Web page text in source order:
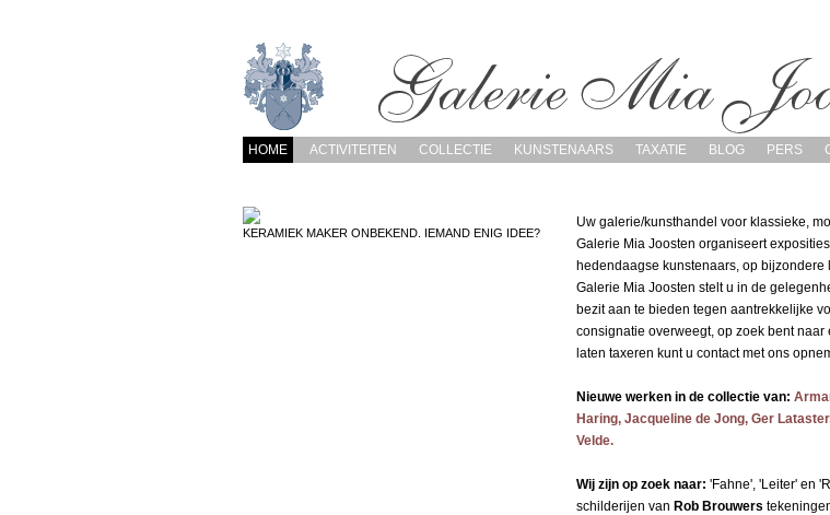
HOME ACTIVITEITEN COLLECTIE KUNSTENAARS TAXATIE BLOG PERS
KERAMIEK MAKER ONBEKEND. IEMAND ENIG IDEE?
Uw galerie/kunsthandel voor klassieke,
Galerie Mia Joosten organiseert
hedendaagse kunstenaars, op
Galerie Mia Joosten stelt u in de
bezit aan te bieden tegen aantrekkelijke
consignatie overweegt, op zoek bent naar
laten taxeren kunt u contact met ons
Nieuwe werken in de collectie van:
Haring, Jacqueline de Jong, Ger Lataster
Velde.
Wij zijn op zoek naar: 'Fahne', 'Leiter' en
schilderijen van Rob Brouwers